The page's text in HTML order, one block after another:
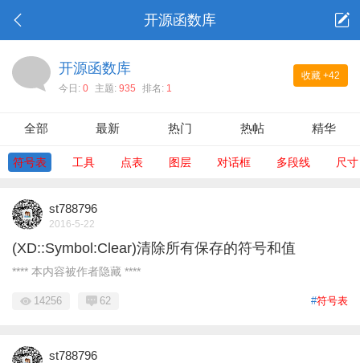
开源函数库
收藏 +42
开源函数库
今日: 0 主题: 935 排名: 1
全部 最新 热门 热帖 精华
符号表 工具 点表 图层 对话框 多段线 尺寸
st788796
2016-5-22
(XD::Symbol:Clear)清除所有保存的符号和值
**** 本内容被作者隐藏 ****
#符号表
14256 62
st788796